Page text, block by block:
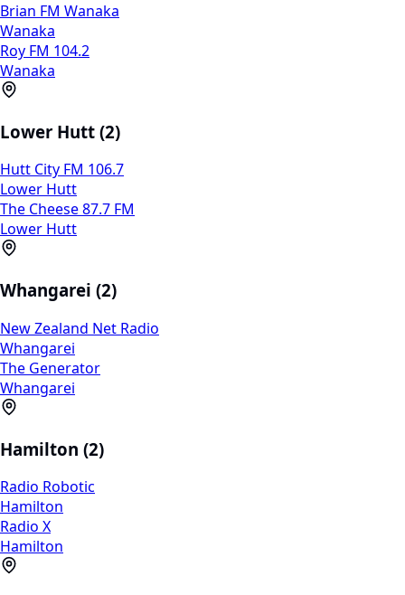
Brian FM Wanaka
Wanaka
Roy FM 104.2
Wanaka
Lower Hutt (2)
Hutt City FM 106.7
Lower Hutt
The Cheese 87.7 FM
Lower Hutt
Whangarei (2)
New Zealand Net Radio
Whangarei
The Generator
Whangarei
Hamilton (2)
Radio Robotic
Hamilton
Radio X
Hamilton